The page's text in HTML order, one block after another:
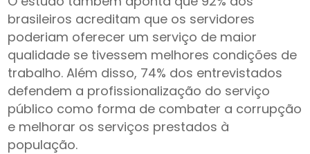
brasileiros acreditam que os servidores
poderiam oferecer um serviço de maior
qualidade se tivessem melhores condições de
trabalho. Além disso, 74% dos entrevistados
defendem a profissionalização do serviço
público como forma de combater a corrupção
e melhorar os serviços prestados à
população.